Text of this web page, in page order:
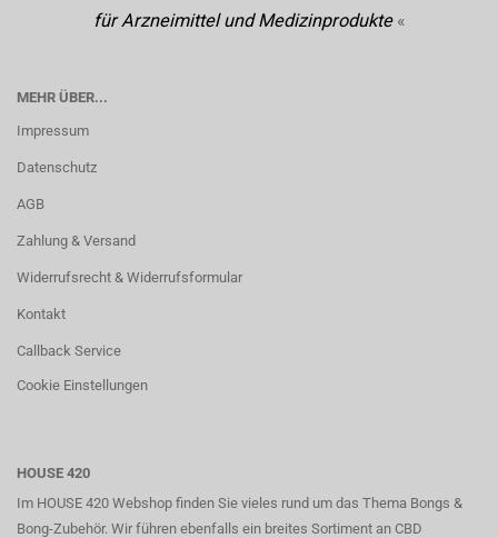
für Arzneimittel und Medizinprodukte«
MEHR ÜBER...
Impressum
Datenschutz
AGB
Zahlung & Versand
Widerrufsrecht & Widerrufsformular
Kontakt
Callback Service
Cookie Einstellungen
HOUSE 420
Im HOUSE 420 Webshop finden Sie vieles rund um das Thema Bongs &
Bong-Zubehör. Wir führen ebenfalls ein breites Sortiment an CBD